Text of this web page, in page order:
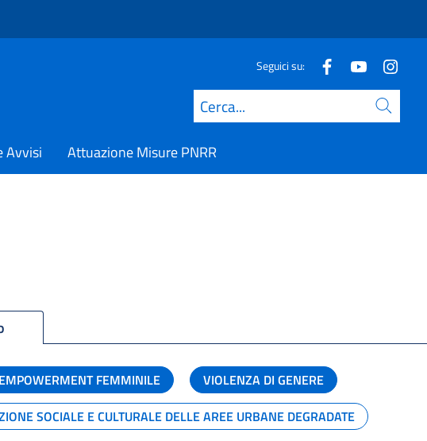
Seguici su:
Cerca
Avvisi Attuazione Misure PNRR
FEMMINILE
VIOLENZA DI GENERE
SOCIALE E CULTURALE DELLE AREE URBANE DEGRADATE